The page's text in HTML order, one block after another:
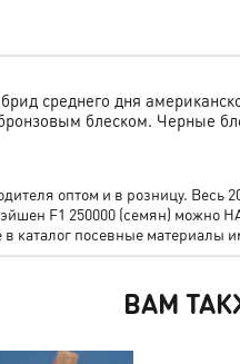
среднего дня
блеском. Черные
оптом и в розницу.
F1 250000 (семян)
каталог посевные
ВАМ